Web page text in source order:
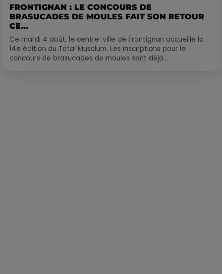
FRONTIGNAN : LE CONCOURS DE
BRASUCADES DE MOULES FAIT SON RETOUR
CE...
Ce mardi 4 août, le centre-ville de Frontignan accueille la
14e édition du Total Musclum. Les inscriptions pour le
concours de brasucades de moules sont déjà...